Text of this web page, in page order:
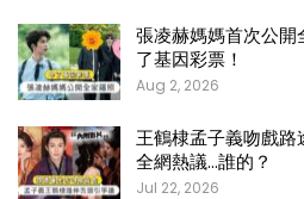
張凌赫媽媽首次公開
了基因彩票！
Aug 2, 2026
王鶴棣孟子義吻戲路
全網熱議…誰的？
Jul 22, 2026